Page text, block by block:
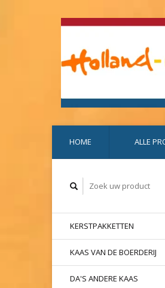
HOME ALLE
KERSTPAKKETTEN
KAAS VAN DE BOERDERIJ
DA'S ANDERE KAAS